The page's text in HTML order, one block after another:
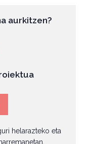
aurkitzen?
helarazteko eta